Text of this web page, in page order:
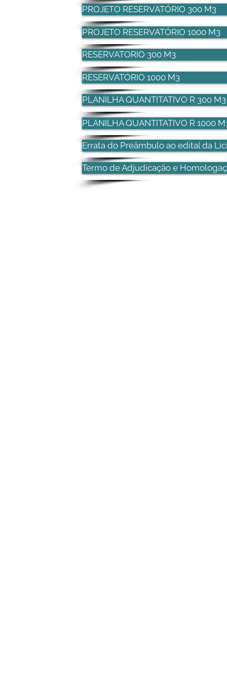
PROJETO RESERVATÓRIO 300 M3
PROJETO RESERVATÓRIO 1000 M3
RESERVATORIO 300 M3
RESERVATORIO 1000 M3
PLANILHA QUANTITATIVO R 300 M3
PLANILHA QUANTITATIVO R 1000
Errata do Preâmbulo ao edital da
Termo de Adjudicação e